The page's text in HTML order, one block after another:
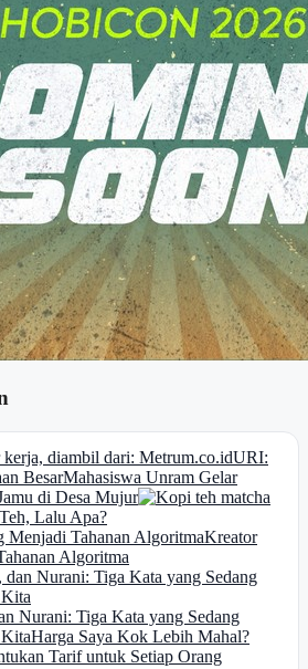
URI:
BesarMahasiswa Unram Gelar
di Desa Mujur
Lalu Apa?
Kreator
Algoritma
Nurani: Tiga Kata yang Sedang
Harga Saya Kok Lebih Mahal?
Tarif untuk Setiap Orang